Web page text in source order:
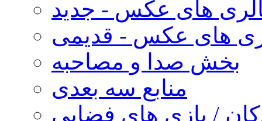
های عکس - جدید
های عکس - قدیمی
بخش صدا و مصاحبه
منابع سه بعدی
/ بازی های فضایی